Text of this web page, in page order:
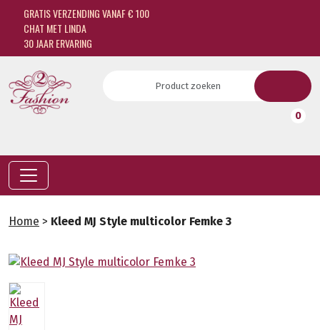
GRATIS VERZENDING VANAF € 100
CHAT MET LINDA
30 JAAR ERVARING
0
Home > Kleed MJ Style multicolor Femke 3